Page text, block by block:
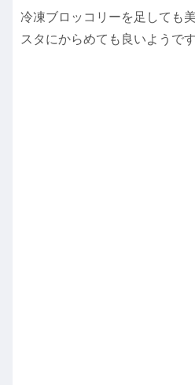
冷凍ブロッコリーを足しても
スタにからめても良いようです